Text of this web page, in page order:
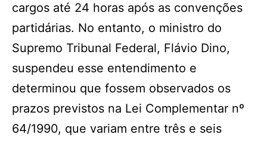
cargos até 24 horas após as convenções
partidárias. No entanto, o ministro do
Supremo Tribunal Federal, Flávio Dino,
suspendeu esse entendimento e
determinou que fossem observados os
prazos previstos na Lei Complementar nº
64/1990, que variam entre três e seis